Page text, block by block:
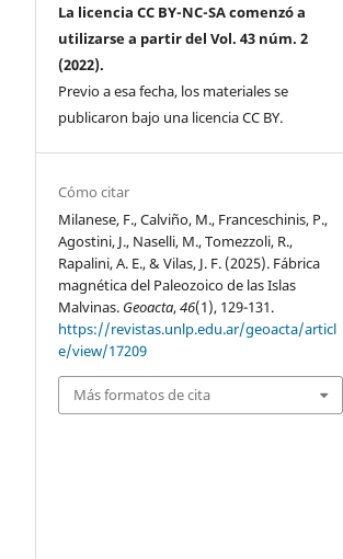
La licencia CC BY-NC-SA comenzó a
utilizarse a partir del Vol. 43 núm. 2
(2022).
Previo a esa fecha, los materiales se
publicaron bajo una licencia CC BY.
Cómo citar
Milanese, F., Calviño, M., Franceschinis, P.,
Agostini, J., Naselli, M., Tomezzoli, R.,
Rapalini, A. E., & Vilas, J. F. (2025). Fábrica
magnética del Paleozoico de las Islas
Malvinas. Geoacta,46(1), 129-131.
https://revistas.unlp.edu.ar/geoacta/articl
e/view/17209
Más formatos de cita